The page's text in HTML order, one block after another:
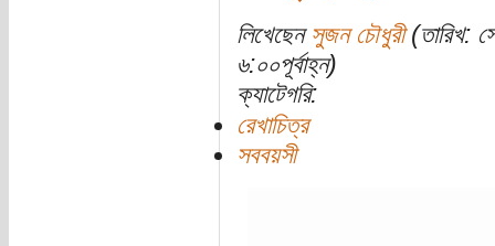
লিখেছেন সুজন চৌধুরী(তারিখ:
৬:০০পূর্বাহ্ন)
ক্যাটেগরি:
রেখাচিত্র
সববয়সী